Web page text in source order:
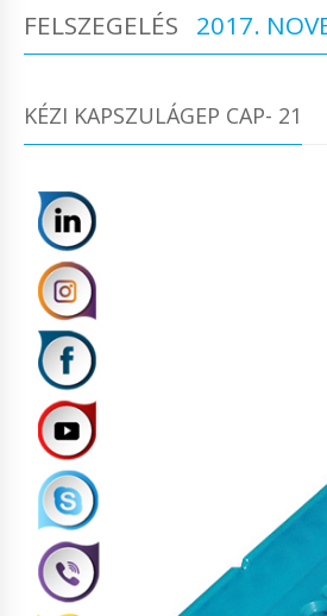
FELSZEGELÉS 2017.
KÉZI KAPSZULÁGEP CAP- 21